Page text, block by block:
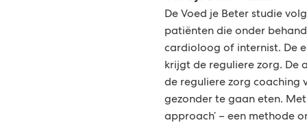
De Voed je Beter studie
patiënten die onder
cardioloog of internist. De
krijgt de reguliere zorg. De
de reguliere zorg coaching
gezonder te gaan eten. Met
approach’ – een methode